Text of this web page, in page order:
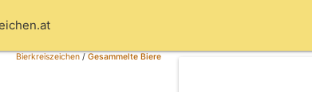
Bierkreiszeichen/Gesammelte Biere